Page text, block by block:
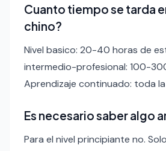
Cuanto tiempo se tarda
chino?
Nivel basico: 20-40 horas de
intermedio-profesional: 100-
Aprendizaje continuado: toda
Es necesario saber algo
Para el nivel principiante no.